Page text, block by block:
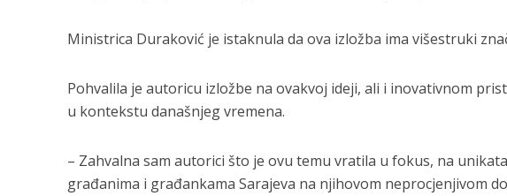
Ministrica Duraković je istaknula da ova izložba ima višestruki
Pohvalila je autoricu izložbe na ovakvoj ideji, ali i inovativnom
u kontekstu današnjeg vremena.
– Zahvalna sam autorici što je ovu temu vratila u fokus, na
građanima i građankama Sarajeva na njihovom neprocjenjivom